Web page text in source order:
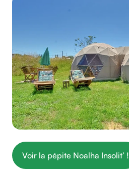
Voir la pépite Noalha Insolit’ !